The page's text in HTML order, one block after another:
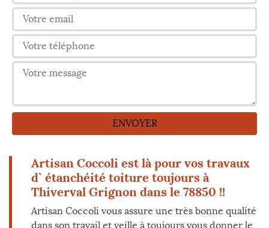
Artisan Coccoli est là pour vos travaux
d` étanchéité toiture toujours à
Thiverval Grignon dans le 78850 !!
Artisan Coccoli vous assure une très bonne qualité
dans son travail et veille à toujours vous donner le